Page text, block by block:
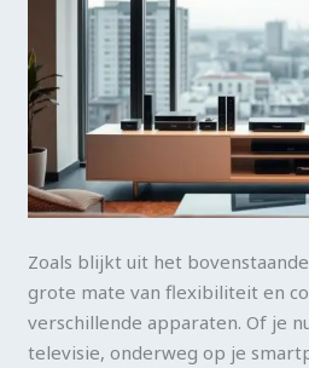
Zoals blijkt uit het
grote mate van flexibiliteit en
verschillende apparaten. Of je
televisie, onderweg op je